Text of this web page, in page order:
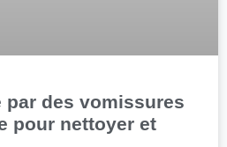
par des vomissures
pour nettoyer et